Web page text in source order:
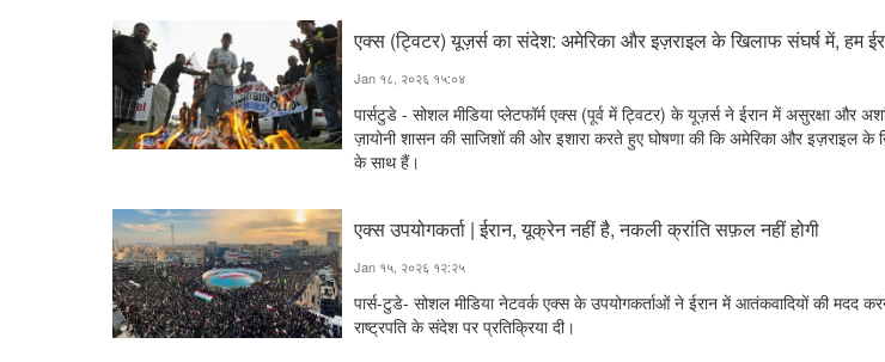
एक्स (ट्विटर) यूज़र्स का संदेश: अमेरिका और इज़राइल के खिलाफ संघर्ष में, हम
Jan १८, २०२६ १५:०४
पार्सटुडे - सोशल मीडिया प्लेटफॉर्म एक्स (पूर्व में ट्विटर) के यूज़र्स ने ईरान में असुरक्षा और
ज़ायोनी शासन की साजिशों की ओर इशारा करते हुए घोषणा की कि अमेरिका और इज़राइल के
के साथ हैं।
एक्स उपयोगकर्ता | ईरान, यूक्रेन नहीं है, नकली क्रांति सफ़ल नहीं होगी
Jan १५, २०२६ १२:२५
पार्स-टुडे- सोशल मीडिया नेटवर्क एक्स के उपयोगकर्ताओं ने ईरान में आतंकवादियों की मदद
राष्ट्रपति के संदेश पर प्रतिक्रिया दी।